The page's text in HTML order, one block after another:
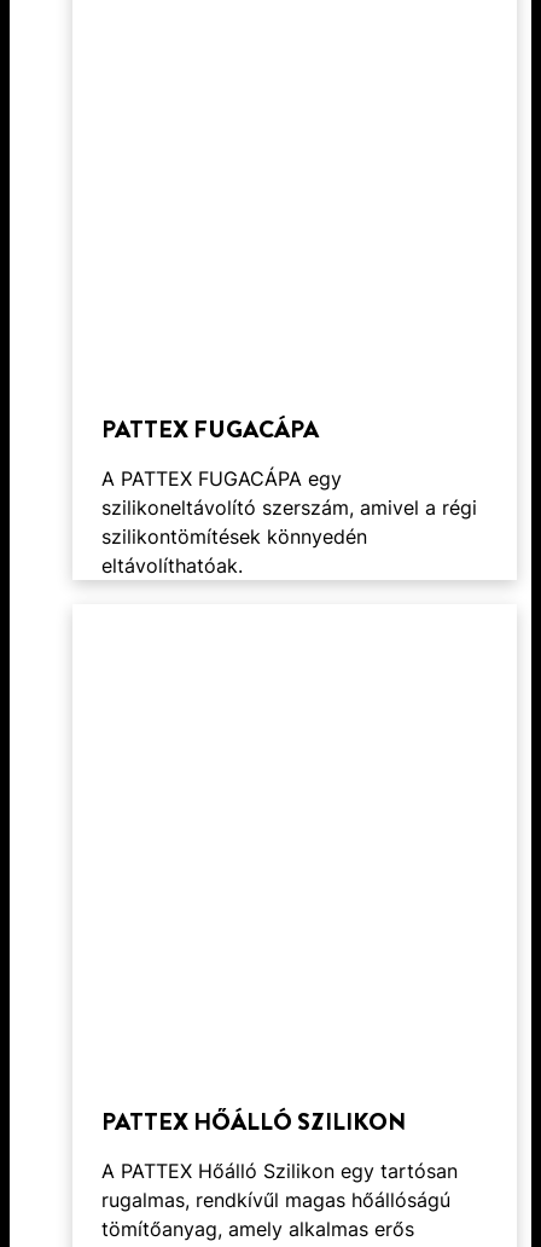
PATTEX FUGACÁPA
A PATTEX FUGACÁPA egy
szilikoneltávolító szerszám, amivel a régi
szilikontömítések könnyedén
eltávolíthatóak.
PATTEX HŐÁLLÓ SZILIKON
A PATTEX Hőálló Szilikon egy tartósan
rugalmas, rendkívűl magas hőállóságú
tömítőanyag, amely alkalmas erős